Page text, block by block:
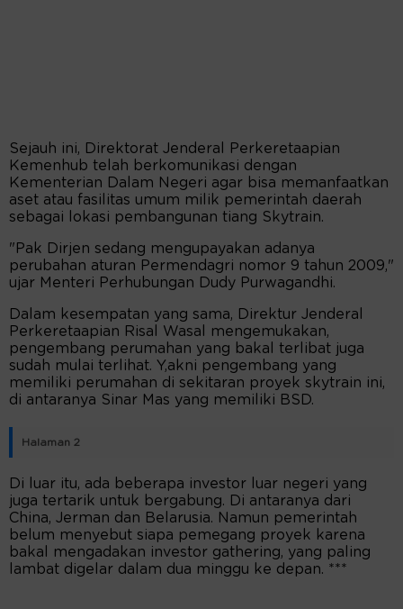
Sejauh ini, Direktorat Jenderal Perkeretaapian
Kemenhub telah berkomunikasi dengan
Kementerian Dalam Negeri agar bisa memanfaatkan
aset atau fasilitas umum milik pemerintah daerah
sebagai lokasi pembangunan tiang Skytrain.
"Pak Dirjen sedang mengupayakan adanya
perubahan aturan Permendagri nomor 9 tahun 2009,"
ujar Menteri Perhubungan Dudy Purwagandhi.
Dalam kesempatan yang sama, Direktur Jenderal
Perkeretaapian Risal Wasal mengemukakan,
pengembang perumahan yang bakal terlibat juga
sudah mulai terlihat. Y,akni pengembang yang
memiliki perumahan di sekitaran proyek skytrain ini,
di antaranya Sinar Mas yang memiliki BSD.
Halaman 2
Di luar itu, ada beberapa investor luar negeri yang
juga tertarik untuk bergabung. Di antaranya dari
China, Jerman dan Belarusia. Namun pemerintah
belum menyebut siapa pemegang proyek karena
bakal mengadakan investor gathering, yang paling
lambat digelar dalam dua minggu ke depan. ***